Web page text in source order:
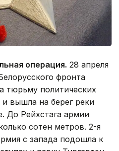
операция. 28 апреля
фронта
тюрьму политических
вышла на берег реки
До Рейхстага армии
сотен метров. 2-я
с запада подошла к